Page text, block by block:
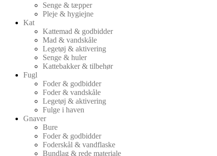
Senge & tæpper
Pleje & hygiejne
Kat
Kattemad & godbidder
Mad & vandskåle
Legetøj & aktivering
Senge & huler
Kattebakker & tilbehør
Fugl
Foder & godbidder
Foder & vandskåle
Legetøj & aktivering
Fulge i haven
Gnaver
Bure
Foder & godbidder
Foderskål & vandflaske
Bundlag & rede materiale